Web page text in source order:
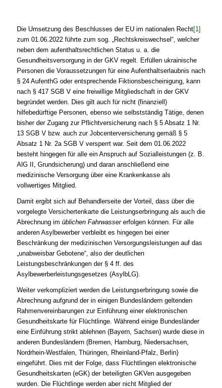
Die Umsetzung des Beschlusses der EU im nationalen Recht[1]
zum 01.06.2022 führte zum sog. „Rechtskreiswechsel“, welcher
neben dem aufenthaltsrechtlichen Status u. a. die
Gesundheitsversorgung in der GKV regelt. Erfüllen ukrainische
Personen die Voraussetzungen für eine Aufenthaltserlaubnis nach
§ 24 AufenthG oder entsprechende Fiktionsbescheinigung, kann
nach § 417 SGB V eine freiwillige Mitgliedschaft in der GKV
begründet werden. Dies gilt auch für nicht (finanziell)
hilfebedürftige Personen, ebenso wie selbstständig Tätige, denen
bisher der Zugang zur Pflichtversicherung nach § 5 Absatz 1 Nr.
13 SGB V bzw. auch zur Jobcenterversicherung gemäß § 5
Absatz 1 Nr. 2a SGB V versperrt war. Seit dem 01.06.2022
besteht hingegen für alle ein Anspruch auf Sozialleistungen (z. B.
AlG II, Grundsicherung) und daran anschließend eine
medizinische Versorgung über eine Krankenkasse als
vollwertiges Mitglied.
Damit ergibt sich auf Behandlerseite der Vorteil, dass über die
vorgelegte Versichertenkarte die Leistungserbringung als auch die
Abrechnung im üblichen Fahrwassererfolgen können. Für alle
anderen Asylbewerber verbleibt es hingegen bei einer
Beschränkung der medizinischen Versorgungsleistungen auf das
„unabweisbar Gebotene“, also der deutlichen
Leistungsbeschränkungen der § 4 ff. des
Asylbewerberleistungsgesetzes (AsylbLG).
Weiter verkompliziert werden die Leistungserbringung sowie die
Abrechnung aufgrund der in einigen Bundesländern geltenden
Rahmenvereinbarungen zur Einführung einer elektronischen
Gesundheitskarte für Flüchtlinge. Während einige Bundesländer
eine Einführung strikt ablehnen (Bayern, Sachsen) wurde diese in
anderen Bundesländern (Bremen, Hamburg, Niedersachsen,
Nordrhein-Westfalen, Thüringen, Rheinland-Pfalz, Berlin)
eingeführt. Dies mit der Folge, dass Flüchtlingen elektronische
Gesundheitskarten (eGK) der beteiligten GKVen ausgegeben
wurden. Die Flüchtlinge werden aber nicht Mitglied der